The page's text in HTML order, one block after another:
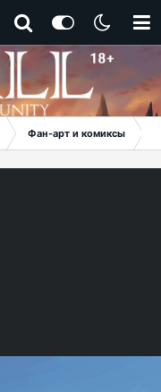
Фан-арт и комиксы